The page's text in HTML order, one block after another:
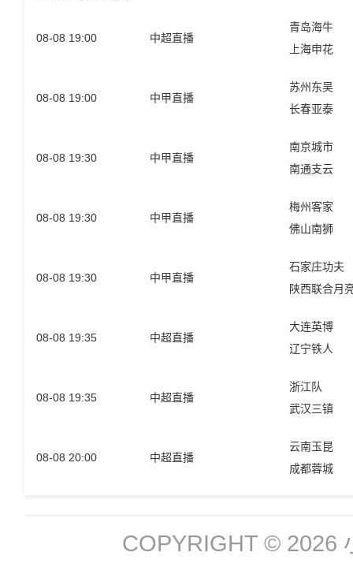
08-08 19:00 中超直播
青岛海牛
上海申花
08-08 19:00 中甲直播
苏州东吴
长春亚泰
08-08 19:30 中甲直播
南京城市
南通支云
08-08 19:30 中甲直播
梅州客家
佛山南狮
08-08 19:30 中甲直播
石家庄功夫
陕西联合月
08-08 19:35 中超直播
大连英博
辽宁铁人
08-08 19:35 中超直播
浙江队
武汉三镇
08-08 20:00 中超直播
云南玉昆
成都蓉城
COPYRIGHT © 2026